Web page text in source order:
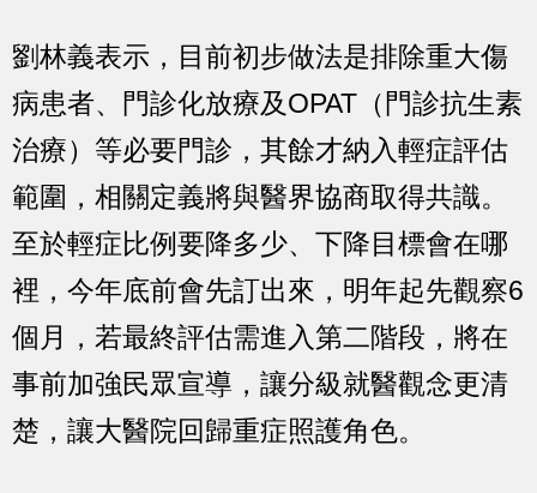
劉林義表示，目前初步做法是排除重大傷
病患者、門診化放療及OPAT（門診抗生素
治療）等必要門診，其餘才納入輕症評估
範圍，相關定義將與醫界協商取得共識。
至於輕症比例要降多少、下降目標會在哪
裡，今年底前會先訂出來，明年起先觀察6
個月，若最終評估需進入第二階段，將在
事前加強民眾宣導，讓分級就醫觀念更清
楚，讓大醫院回歸重症照護角色。